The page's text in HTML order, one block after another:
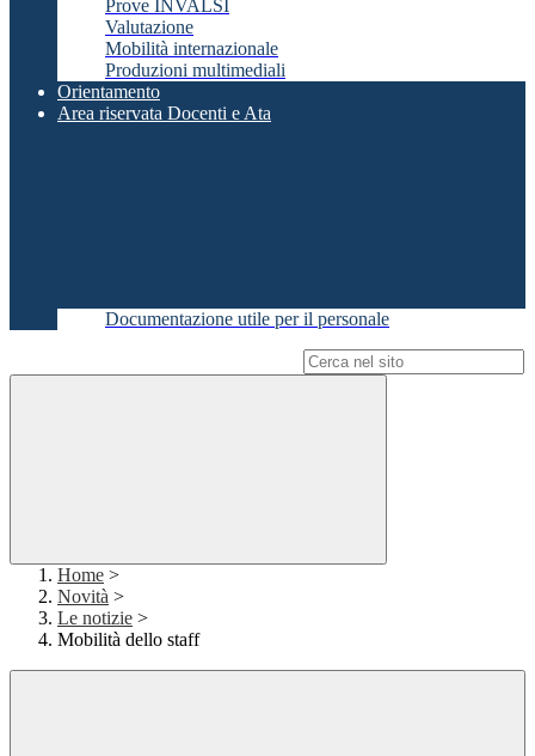
Prove INVALSI
Valutazione
Mobilità internazionale
Produzioni multimediali
Orientamento
Area riservata Docenti e Ata
Documentazione utile per il personale
Home >
Novità >
Le notizie >
Mobilità dello staff